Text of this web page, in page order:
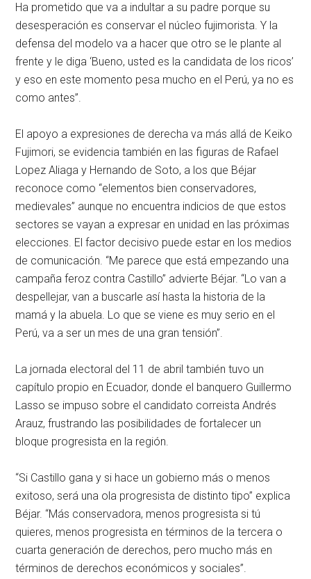
Ha prometido que va a indultar a su padre porque su
desesperación es conservar el núcleo fujimorista. Y la
defensa del modelo va a hacer que otro se le plante al
frente y le diga ‘Bueno, usted es la candidata de los ricos’
y eso en este momento pesa mucho en el Perú, ya no es
como antes”.
El apoyo a expresiones de derecha va más allá de Keiko
Fujimori, se evidencia también en las figuras de Rafael
Lopez Aliaga y Hernando de Soto, a los que Béjar
reconoce como “elementos bien conservadores,
medievales” aunque no encuentra indicios de que estos
sectores se vayan a expresar en unidad en las próximas
elecciones. El factor decisivo puede estar en los medios
de comunicación. “Me parece que está empezando una
campaña feroz contra Castillo” advierte Béjar. “Lo van a
despellejar, van a buscarle así hasta la historia de la
mamá y la abuela. Lo que se viene es muy serio en el
Perú, va a ser un mes de una gran tensión”.
La jornada electoral del 11 de abril también tuvo un
capítulo propio en Ecuador, donde el banquero Guillermo
Lasso se impuso sobre el candidato correista Andrés
Arauz, frustrando las posibilidades de fortalecer un
bloque progresista en la región.
“Si Castillo gana y si hace un gobierno más o menos
exitoso, será una ola progresista de distinto tipo” explica
Béjar. “Más conservadora, menos progresista si tú
quieres, menos progresista en términos de la tercera o
cuarta generación de derechos, pero mucho más en
términos de derechos económicos y sociales”.